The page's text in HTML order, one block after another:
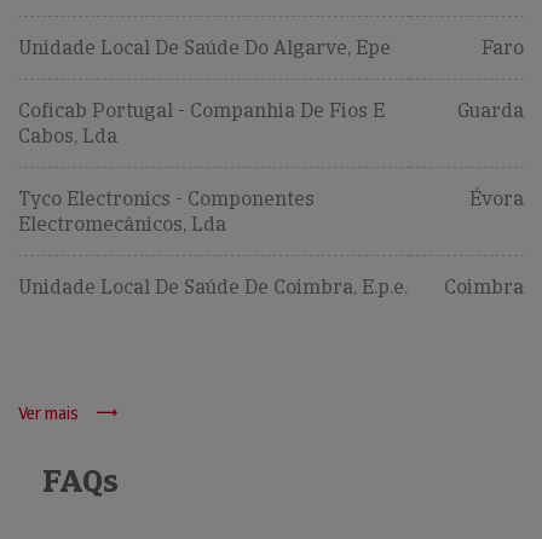
Unidade Local De Saúde Do Algarve, Epe Faro
Coficab Portugal - Companhia De Fios E
Cabos, Lda
Guarda
Tyco Electronics - Componentes
Electromecânicos, Lda
Évora
Unidade Local De Saúde De Coimbra, E.p.e. Coimbra
Ver mais
FAQs